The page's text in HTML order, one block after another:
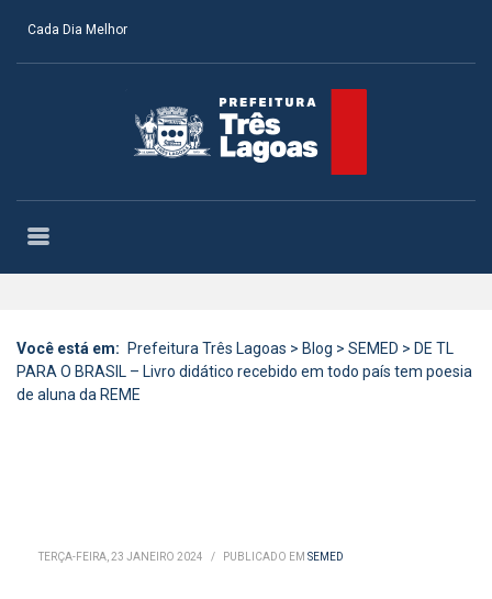
Cada Dia Melhor
Você está em: Prefeitura Três Lagoas > Blog > SEMED > DE TL
PARA O BRASIL – Livro didático recebido em todo país tem poesia
de aluna da REME
TERÇA-FEIRA, 23 JANEIRO 2024 / PUBLICADO EM SEMED